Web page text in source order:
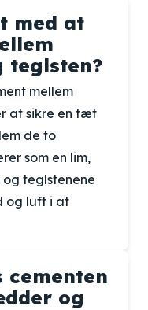
med at
teglsten?
mellem
at sikre en tæt
de to
som en lim,
teglstenene
og luft i at
cementen
og